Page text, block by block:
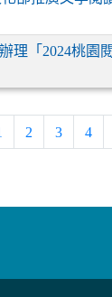
理「2024桃園
2 3 4